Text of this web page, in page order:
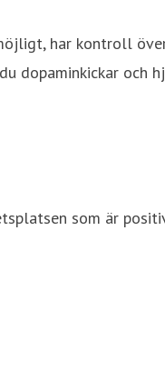
har kontroll
dopaminkickar
som är